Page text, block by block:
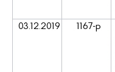
03.12.2019 1167-р